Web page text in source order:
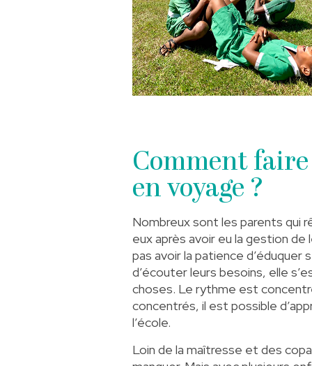
Comment faire
en voyage ?
Nombreux sont les parents qui
eux après avoir eu la gestion
pas avoir la patience
d’écouter leurs besoins, elle
choses. Le rythme est
concentrés, il est possible
l’école.
Loin de la maîtresse et des